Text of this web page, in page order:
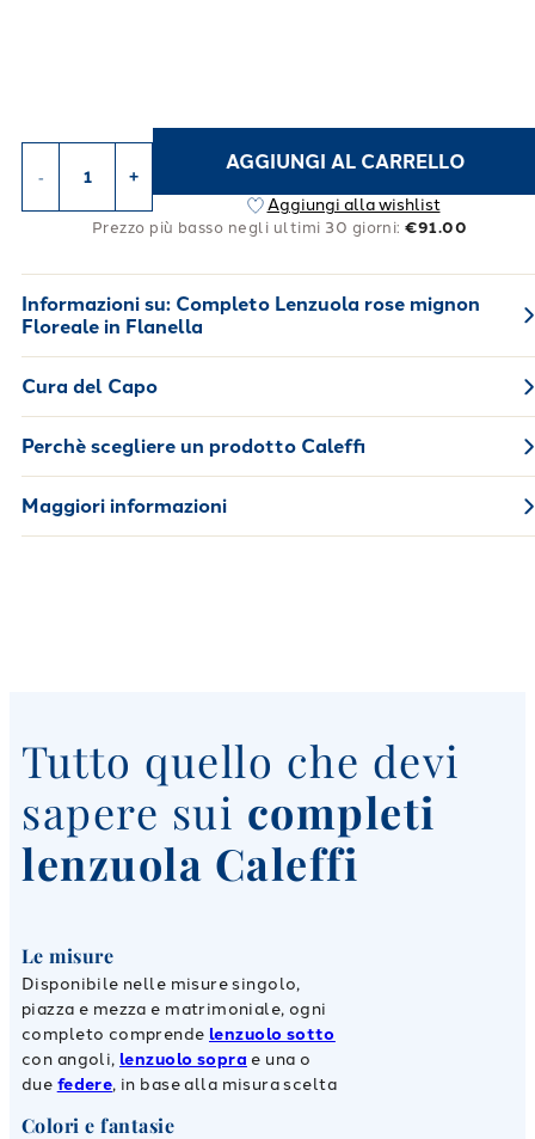
- +
AGGIUNGI AL CARRELLO
Aggiungi alla wishlist
Prezzo più basso negli ultimi 30 giorni: €91.00
Informazioni su: Completo Lenzuola rose mignon
Floreale in Flanella
Cura del Capo
Perchè scegliere un prodotto Caleffi
Maggiori informazioni
Tutto quello che devi
sapere sui completi
lenzuola Caleffi
Le misure
Disponibile nelle misure singolo,
piazza e mezza e matrimoniale, ogni
completo comprende lenzuolo sotto
con angoli, lenzuolo sopra e una o
due federe, in base alla misura scelta
Colori e fantasie